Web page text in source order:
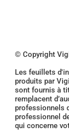
© Copyright
Les feuillets
produits par
sont fournis à
remplacent
professionnels
professionnel
qui concerne